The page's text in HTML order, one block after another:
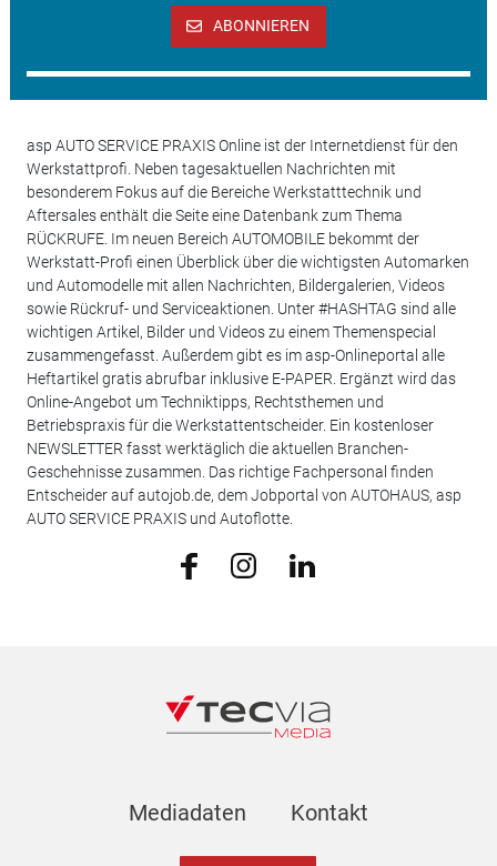
ABONNIEREN
asp AUTO SERVICE PRAXIS Online ist der Internetdienst für den
Werkstattprofi. Neben tagesaktuellen Nachrichten mit
besonderem Fokus auf die Bereiche Werkstatttechnik und
Aftersales enthält die Seite eine Datenbank zum Thema
RÜCKRUFE. Im neuen Bereich AUTOMOBILE bekommt der
Werkstatt-Profi einen Überblick über die wichtigsten Automarken
und Automodelle mit allen Nachrichten, Bildergalerien, Videos
sowie Rückruf- und Serviceaktionen. Unter #HASHTAG sind alle
wichtigen Artikel, Bilder und Videos zu einem Themenspecial
zusammengefasst. Außerdem gibt es im asp-Onlineportal alle
Heftartikel gratis abrufbar inklusive E-PAPER. Ergänzt wird das
Online-Angebot um Techniktipps, Rechtsthemen und
Betriebspraxis für die Werkstattentscheider. Ein kostenloser
NEWSLETTER fasst werktäglich die aktuellen Branchen-
Geschehnisse zusammen. Das richtige Fachpersonal finden
Entscheider auf autojob.de, dem Jobportal von AUTOHAUS, asp
AUTO SERVICE PRAXIS und Autoflotte.
Mediadaten Kontakt